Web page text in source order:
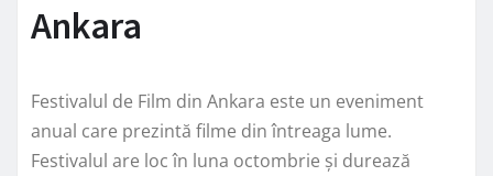
Ankara
Festivalul de Film din Ankara este un eveniment
anual care prezintă filme din întreaga lume.
Festivalul are loc în luna octombrie și durează